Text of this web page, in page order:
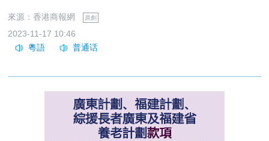
來源：香港商報網 原創
2023-11-17 10:46